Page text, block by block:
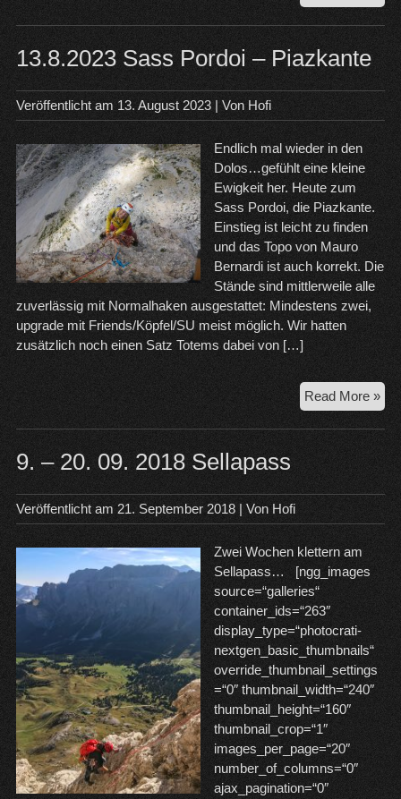
13.8.2023 Sass Pordoi – Piazkante
Veröffentlicht am 13. August 2023| Von Hofi
Endlich mal wieder in den
Dolos…gefühlt eine kleine
Ewigkeit her. Heute zum
Sass Pordoi, die Piazkante.
Einstieg ist leicht zu finden
und das Topo von Mauro
Bernardi ist auch korrekt. Die
Stände sind mittlerweile alle
zuverlässig mit Normalhaken ausgestattet: Mindestens zwei,
upgrade mit Friends/Köpfel/SU meist möglich. Wir hatten
zusätzlich noch einen Satz Totems dabei von […]
Read More »
9. – 20. 09. 2018 Sellapass
Veröffentlicht am 21. September 2018| Von Hofi
Zwei Wochen klettern am
Sellapass… [ngg_images
source=“galleries“
container_ids=“263″
display_type=“photocrati-
nextgen_basic_thumbnails“
override_thumbnail_settings
=“0″ thumbnail_width=“240″
thumbnail_height=“160″
thumbnail_crop=“1″
images_per_page=“20″
number_of_columns=“0″
ajax_pagination=“0″